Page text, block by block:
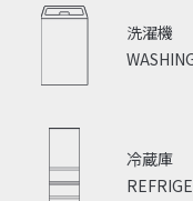
洗濯機
冷蔵庫